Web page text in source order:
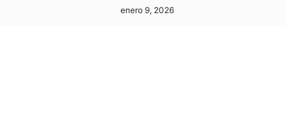
enero 9, 2026